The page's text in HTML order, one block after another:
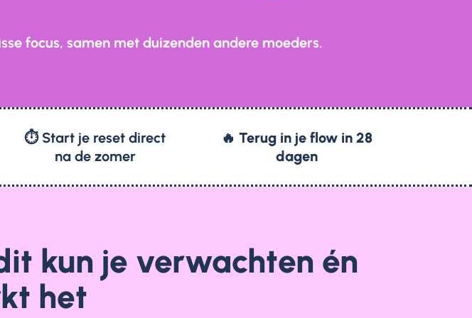
focus, samen met duizenden andere moeders.
⏱️ Start je reset direct
na de zomer
🔥 Terug in je flow in 28
dagen
kun je verwachten én
het